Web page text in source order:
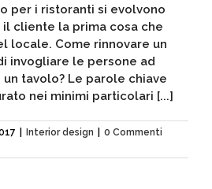
per i ristoranti si evolvono
cliente la prima cosa che
locale. Come rinnovare un
invogliare le persone ad
tavolo? Le parole chiave
nei minimi particolari [...]
Interior design
0 Commenti